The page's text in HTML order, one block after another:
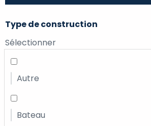
Type de construction
Sélectionner
Autre
Bateau